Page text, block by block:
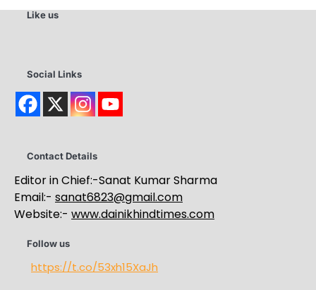
Like us
Social Links
Contact Details
Editor in Chief:-Sanat Kumar Sharma
Email:- sanat6823@gmail.com
Website:- www.dainikhindtimes.com
Follow us
https://t.co/53xh15XaJh